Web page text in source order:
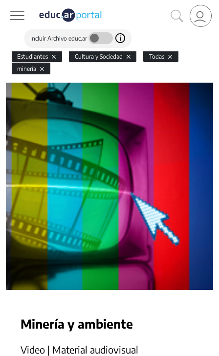
Incluir Archivo educ.ar
Estudiantes Cultura y Sociedad
Todas
minería
Minería y ambiente
Video | Material audiovisual